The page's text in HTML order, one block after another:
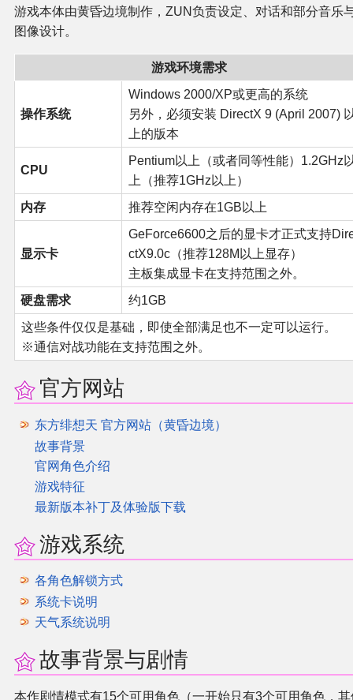
游戏本体由黄昏边境制作，ZUN负责设定、对话和部分音乐
图像设计。
游戏环境需求
操作系统
Windows 2000/XP或更高的系统
另外，必须安装 DirectX 9 (April 2007)
上的版本
CPU
Pentium以上（或者同等性能）1.2GHz
上（推荐1GHz以上）
内存
推荐空闲内存在1GB以上
显示卡
GeForce6600之后的显卡才正式支持
ctX9.0c（推荐128M以上显存）
主板集成显卡在支持范围之外。
硬盘需求
约1GB
这些条件仅仅是基础，即使全部满足也不一定可以运行。
※通信对战功能在支持范围之外。
官方网站
东方绯想天 官方网站（黄昏边境）
故事背景
官网角色介绍
游戏特征
最新版本补丁及体验版下载
游戏系统
各角色解锁方式
系统卡说明
天气系统说明
故事背景与剧情
本作剧情模式有15个可用角色（一开始只有3个可用角色，其